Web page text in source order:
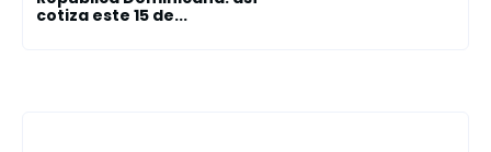
cotiza este 15 de...